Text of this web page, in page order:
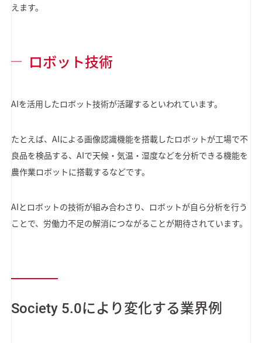
えます。
ロボット技術
AIを活用したロボット技術が活躍するといわれています。
たとえば、AIによる画像認識機能を搭載したロボットが工場で不
良品を検品する、AIで天候・気温・湿度などを分析できる機能を
農作業ロボットに搭載するなどです。
AIとロボットの技術が組み合わさり、ロボットが自ら分析を行う
ことで、労働力不足の解消につながることが期待されています。
Society 5.0により変化する業界例